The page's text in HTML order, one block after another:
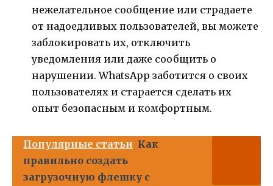
нежелательное сообщение или страдаете
от надоедливых пользователей, вы можете
заблокировать их, отключить
уведомления или даже сообщить о
нарушении. WhatsApp заботится о своих
пользователях и старается сделать их
опыт безопасным и комфортным.
Популярные статьи Как
правильно создать
загрузочную флешку с